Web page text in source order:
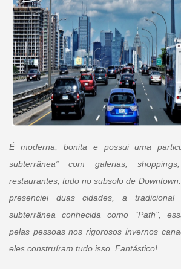
É moderna, bonita e possui uma
subterrânea” com galerias,
restaurantes, tudo no subsolo de
presenciei duas cidades, a
subterrânea conhecida como “Path”,
pelas pessoas nos rigorosos invernos
eles construíram tudo isso. Fantástico!